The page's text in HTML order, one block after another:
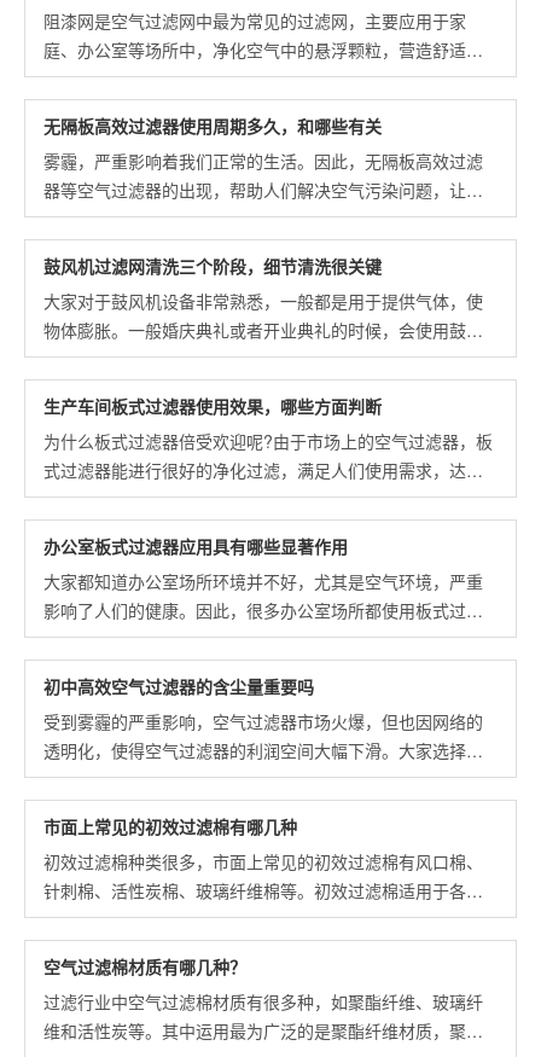
阻漆网是空气过滤网中最为常见的过滤网，主要应用于家
庭、办公室等场所中，净化空气中的悬浮颗粒，营造舒适的
空气环境。
无隔板高效过滤器使用周期多久，和哪些有关
雾霾，严重影响着我们正常的生活。因此，无隔板高效过滤
器等空气过滤器的出现，帮助人们解决空气污染问题，让人
们能吸收干净的空气。
鼓风机过滤网清洗三个阶段，细节清洗很关键
大家对于鼓风机设备非常熟悉，一般都是用于提供气体，使
物体膨胀。一般婚庆典礼或者开业典礼的时候，会使用鼓风
机将大大的气体横幅摆放出来，欢庆美好的时光。
生产车间板式过滤器使用效果，哪些方面判断
为什么板式过滤器倍受欢迎呢?由于市场上的空气过滤器，板
式过滤器能进行很好的净化过滤，满足人们使用需求，达到
理想的净化效果。
办公室板式过滤器应用具有哪些显著作用
大家都知道办公室场所环境并不好，尤其是空气环境，严重
影响了人们的健康。因此，很多办公室场所都使用板式过滤
器设备，净化空气污染，营造舒适健康的环境，保护人们身
体健康。
初中高效空气过滤器的含尘量重要吗
受到雾霾的严重影响，空气过滤器市场火爆，但也因网络的
透明化，使得空气过滤器的利润空间大幅下滑。大家选择初
中高效过滤器设备的时候，会看过滤器的额定风量、初阻
力、终阻力等等参数，但是会忽略一个叫过滤器容尘量参
数，这个参数对空气过滤器有什么影响呢
市面上常见的初效过滤棉有哪几种
初效过滤棉种类很多，市面上常见的初效过滤棉有风口棉、
针刺棉、活性炭棉、玻璃纤维棉等。初效过滤棉适用于各类
通风系统中，主要过滤大于5μm以上的尘埃粒子。
空气过滤棉材质有哪几种？
过滤行业中空气过滤棉材质有很多种，如聚酯纤维、玻璃纤
维和活性炭等。其中运用最为广泛的是聚酯纤维材质，聚酯